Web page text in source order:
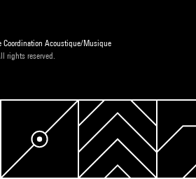
Coordination Acoustique/Musique
rights reserved.